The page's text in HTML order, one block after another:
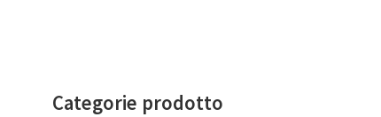
Categorie prodotto